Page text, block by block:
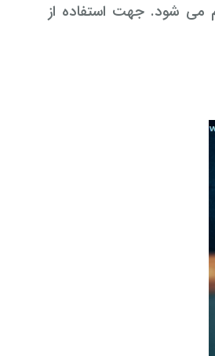
می شود. جهت استفاده از